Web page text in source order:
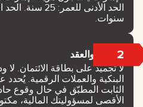
سنوات.
2 الدفع والعقد
لا تجميد على بطاقة الائتمان. لا
البنكية والعملات الرقمية. يُحدد
الثابت المطبّق في حال وقوع
الأقصى لمسؤوليتك المالية،